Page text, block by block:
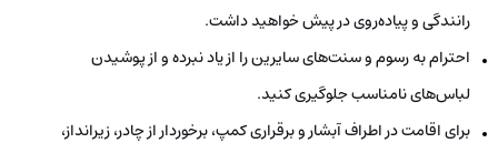
رانندگی و پیاده‌روی در پیش خواهید داشت.
احترام به رسوم و سنت‌های سایرین را از یاد نبرده و از پوشیدن
لباس‌های نامناسب جلوگیری کنید.
برای اقامت در اطراف آبشار و برقراری کمپ، برخوردار از چادر، زیرانداز،